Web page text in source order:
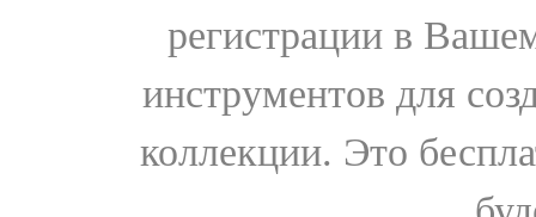
регистрации в
инструментов для
коллекции. Это